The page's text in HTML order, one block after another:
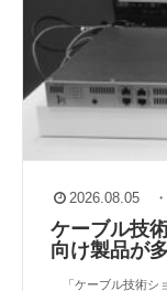
2026.08.05 ・
ケーブル技
向け製品が
「ケーブル技術シ